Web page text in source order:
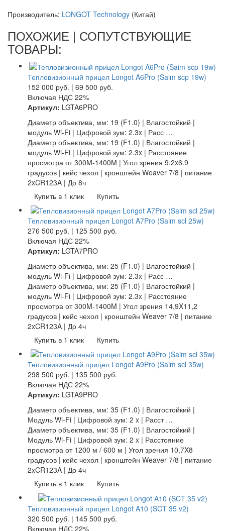
Производитель: LONGOT Technology (Китай)
ПОХОЖИЕ | СОПУТСТВУЮЩИЕ
ТОВАРЫ:
Тепловизионный прицел Longot A6Pro (Saim scp 19w)
152 000 руб. | 69 500 руб.
Включая НДС 22%
Артикул: LGTA6PRO
Диаметр объектива, мм: 19 (F1.0) | Влагостойкий |
модуль Wi-Fi | Цифровой зум: 2.3x | Расс …
Диаметр объектива, мм: 19 (F1.0) | Влагостойкий |
модуль Wi-Fi | Цифровой зум: 2.3x | Расстояние
просмотра от 300M-1400M | Угол зрения 9.2x6.9
градусов | кейс чехол | кронштейн Weaver 7/8 | питание
2xCR123A | До 8ч
Купить в 1 клик
Купить
Тепловизионный прицел Longot A7Pro (Saim scl 25w)
276 500 руб. | 125 500 руб.
Включая НДС 22%
Артикул: LGTA7PRO
Диаметр объектива, мм: 25 (F1.0) | Влагостойкий |
модуль Wi-Fi | Цифровой зум: 2.3x | Расс …
Диаметр объектива, мм: 25 (F1.0) | Влагостойкий |
модуль Wi-Fi | Цифровой зум: 2.3x | Расстояние
просмотра от 300M-1400M | Угол зрения 14,9X11,2
градусов | кейс чехол | кронштейн Weaver 7/8 | питание
2xCR123A | До 4ч
Купить в 1 клик
Купить
Тепловизионный прицел Longot A9Pro (Saim scl 35w)
298 500 руб. | 135 500 руб.
Включая НДС 22%
Артикул: LGTA9PRO
Диаметр объектива, мм: 35 (F1.0) | Влагостойкий |
Модуль Wi-Fi | Цифровой зум: 2 x | Расст …
Диаметр объектива, мм: 35 (F1.0) | Влагостойкий |
Модуль Wi-Fi | Цифровой зум: 2 x | Расстояние
просмотра от 1200 м / 600 м | Угол зрения 10,7X8
градусов | кейс чехол | кронштейн Weaver 7/8 | питание
2xCR123A | До 4ч
Купить в 1 клик
Купить
Тепловизионный прицел Longot A10 (SCT 35 v2)
320 500 руб. | 145 500 руб.
Включая НДС 22%